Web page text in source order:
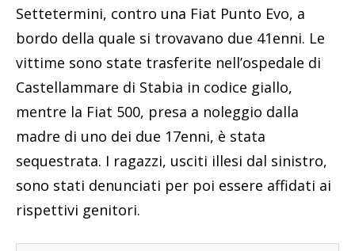
Settetermini, contro una Fiat Punto Evo, a
bordo della quale si trovavano due 41enni. Le
vittime sono state trasferite nell’ospedale di
Castellammare di Stabia in codice giallo,
mentre la Fiat 500, presa a noleggio dalla
madre di uno dei due 17enni, è stata
sequestrata. I ragazzi, usciti illesi dal sinistro,
sono stati denunciati per poi essere affidati ai
rispettivi genitori.